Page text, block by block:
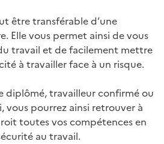
être transférable d’une
Elle vous permet ainsi de vous
travail et de facilement mettre
à travailler face à un risque.
diplômé, travailleur confirmé ou
pourrez ainsi retrouver à
toutes vos compétences en
au travail.